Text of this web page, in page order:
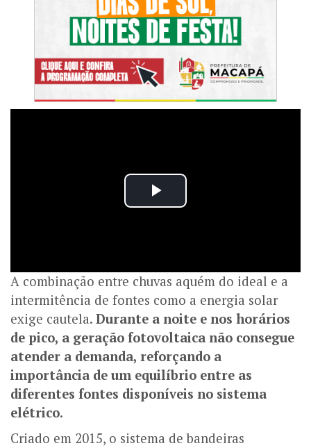
A combinação entre chuvas aquém do ideal e a
intermitência de fontes como a energia solar
exige cautela. Durante a noite e nos horários
de pico, a geração fotovoltaica não consegue
atender a demanda, reforçando a
importância de um equilíbrio entre as
diferentes fontes disponíveis no sistema
elétrico.
Criado em 2015, o sistema de bandeiras